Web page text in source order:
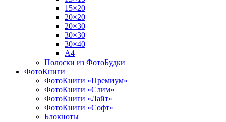
15×20
20×20
20×30
30×30
30×40
A4
Полоски из ФотоБудки
ФотоКниги
ФотоКниги «Премиум»
ФотоКниги «Слим»
ФотоКниги «Лайт»
ФотоКниги «Софт»
Блокноты